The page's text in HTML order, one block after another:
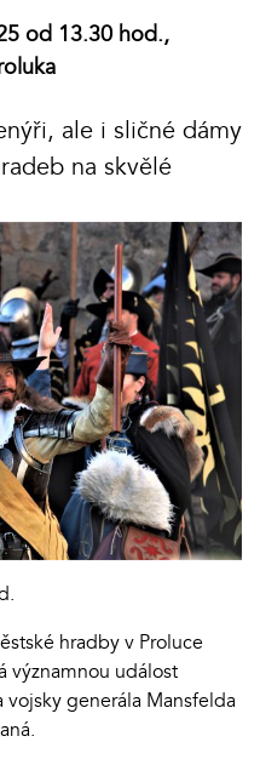
od 13.30 hod.,
ale i sličné dámy
na skvělé
hradby v Proluce
významnou událost
generála Mansfelda